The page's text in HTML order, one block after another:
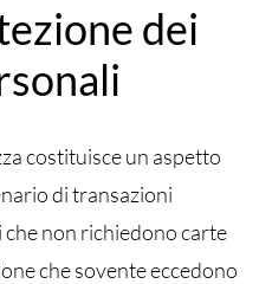
dei
costituisce un aspetto
di transazioni
non richiedono carte
che sovente eccedono